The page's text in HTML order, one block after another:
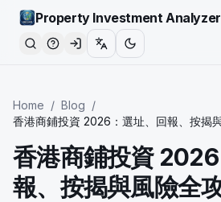
Property Investment Analyzer
Home / Blog /
香港商鋪投資 2026：選址、回報、按揭
香港商鋪投資
報、按揭與風險全